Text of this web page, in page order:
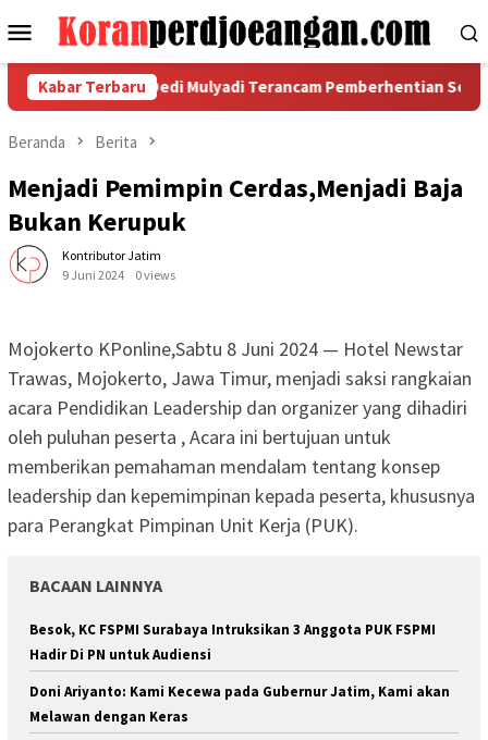
ke
Menu
Mobile
Kabar Terbaru
Dedi Mulyadi Terancam Pemberhentian Sementara
Beranda Berita
Menjadi Pemimpin Cerdas,Menjadi Baja
Bukan Kerupuk
Kontributor Jatim
9 Juni 2024
0 views
Mojokerto KPonline,Sabtu 8 Juni 2024 — Hotel Newstar
Trawas, Mojokerto, Jawa Timur, menjadi saksi rangkaian
acara Pendidikan Leadership dan organizer yang dihadiri
oleh puluhan peserta , Acara ini bertujuan untuk
memberikan pemahaman mendalam tentang konsep
leadership dan kepemimpinan kepada peserta, khususnya
para Perangkat Pimpinan Unit Kerja (PUK).
BACAAN LAINNYA
Besok, KC FSPMI Surabaya Intruksikan 3 Anggota PUK FSPMI
Hadir Di PN untuk Audiensi
Doni Ariyanto: Kami Kecewa pada Gubernur Jatim, Kami akan
Melawan dengan Keras